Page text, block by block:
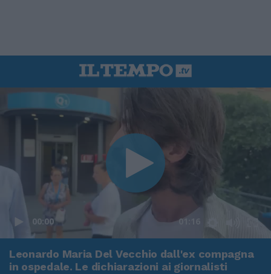
00:00 01:16
Leonardo Maria Del Vecchio dall'ex compagna
in ospedale. Le dichiarazioni ai giornalisti